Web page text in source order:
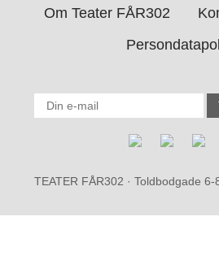
Om Teater FÅR302
TEATER FÅR302 · Toldbodgade